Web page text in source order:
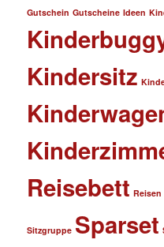
Gutschein Gutscheine Ideen
Kindersitz
Reisebett Reisen
Sitzgruppe Sparset